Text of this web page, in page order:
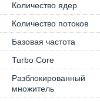
Количество ядер
Количество потоков
Базовая частота
Turbo Core
Разблокированный
множитель